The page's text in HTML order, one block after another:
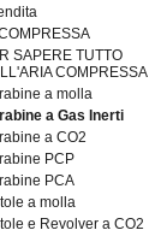
SAPERE TUTTO
COMPRESSA
a molla
a Gas Inerti
a CO2
PCP
PCA
a molla
e Revolver a CO2